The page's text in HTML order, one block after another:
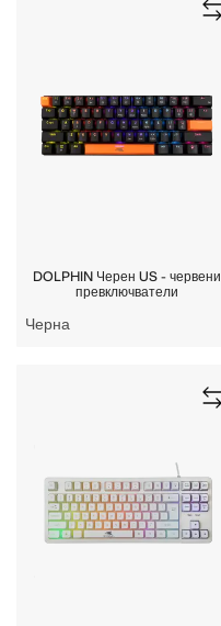
DOLPHIN Черен US - червени
превключватели
Черна